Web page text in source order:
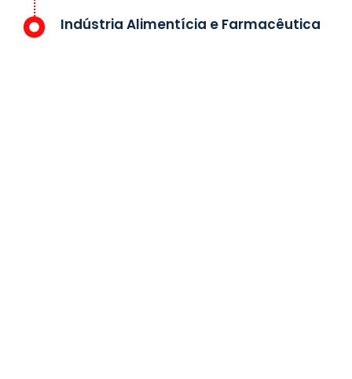
Indústria Alimentícia e Farmacêutica